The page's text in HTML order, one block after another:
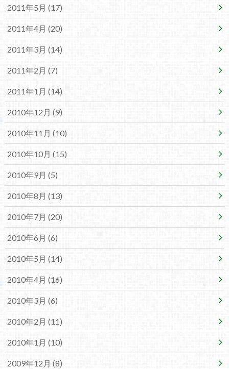
2011年5月 (17)
2011年4月 (20)
2011年3月 (14)
2011年2月 (7)
2011年1月 (14)
2010年12月 (9)
2010年11月 (10)
2010年10月 (15)
2010年9月 (5)
2010年8月 (13)
2010年7月 (20)
2010年6月 (6)
2010年5月 (14)
2010年4月 (16)
2010年3月 (6)
2010年2月 (11)
2010年1月 (10)
2009年12月 (8)